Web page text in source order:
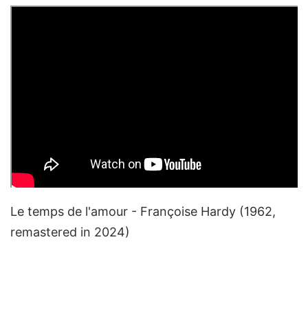
Le temps de l'amour - Françoise Hardy (1962,
remastered in 2024)